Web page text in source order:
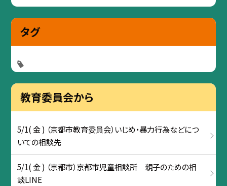
タグ
教育委員会から
5/1( 金 ) （京都市教育委員会）いじめ・暴力行為などにつ
いての相談先
5/1( 金 ) （京都市）京都市児童相談所 親子のための相
談LINE